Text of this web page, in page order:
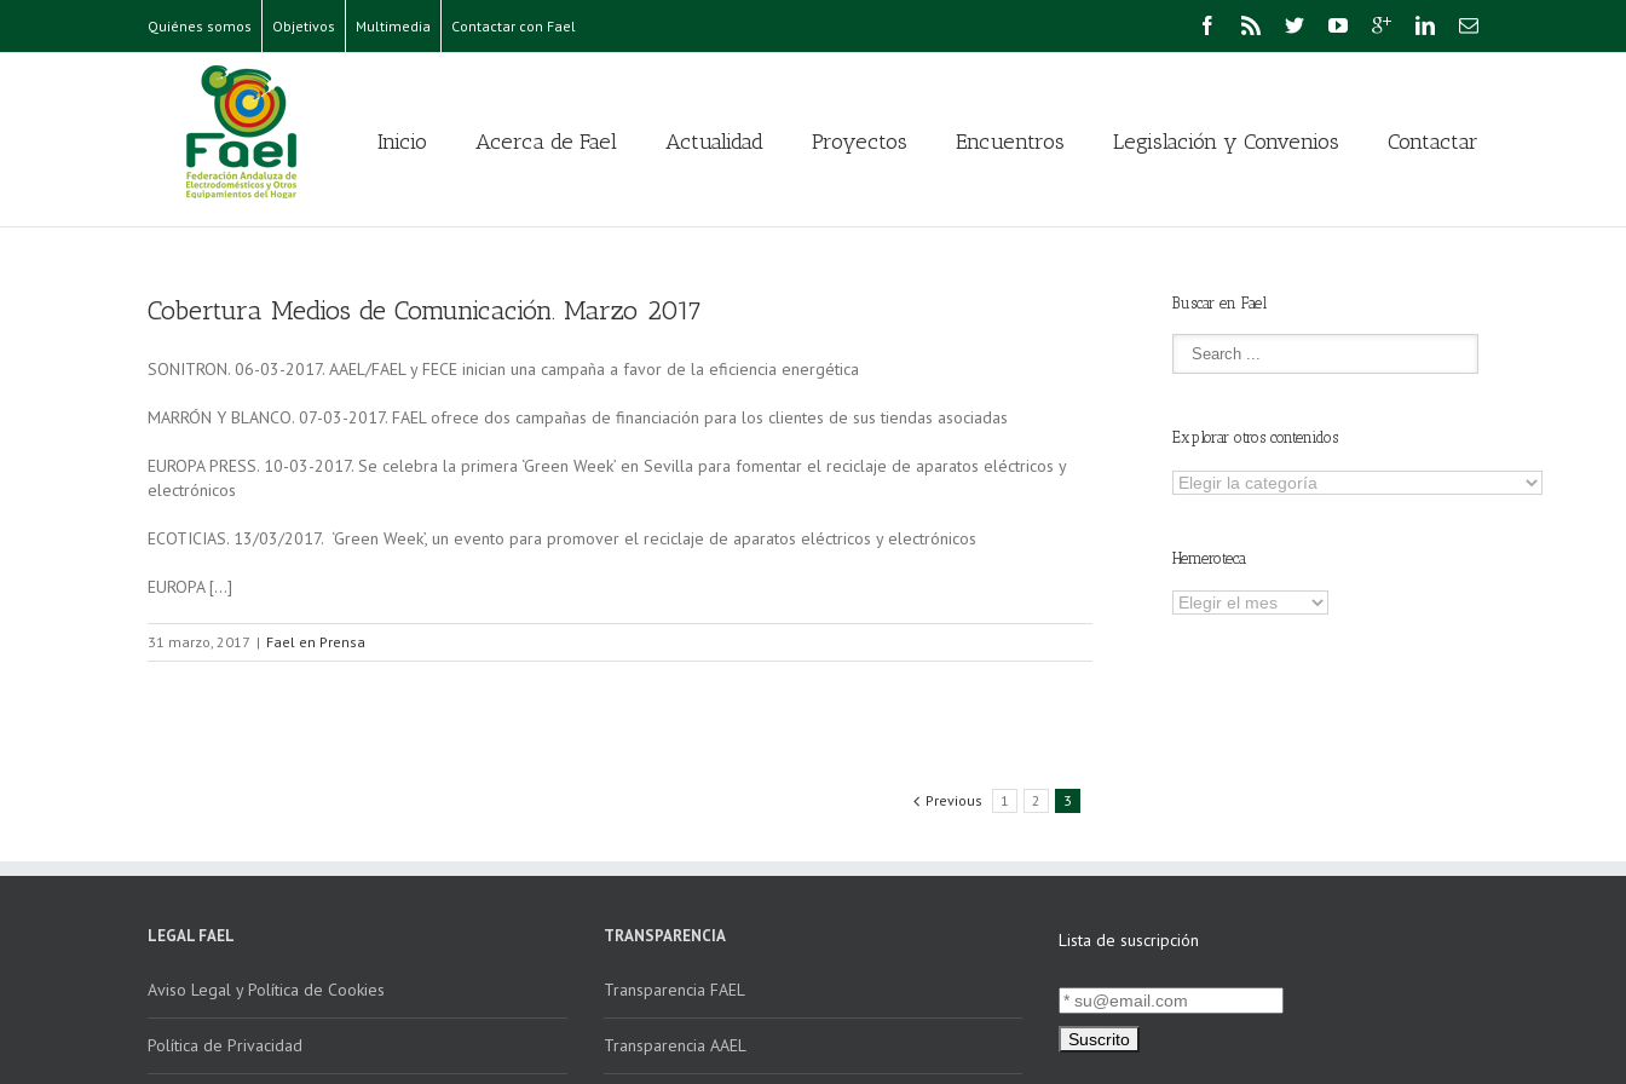
Quiénes somos Objetivos Multimedia Contactar con Fael
Inicio Acerca de Fael Actualidad Proyectos Encuentros Legislación y Convenios Contactar
Cobertura Medios de Comunicación. Marzo 2017
SONITRON. 06-03-2017. AAEL/FAEL y FECE inician una campaña a favor de la eficiencia energética
MARRÓN Y BLANCO. 07-03-2017. FAEL ofrece dos campañas de financiación para los clientes de sus tiendas asociadas
EUROPA PRESS. 10-03-2017. Se celebra la primera ‘Green Week’ en Sevilla para fomentar el reciclaje de aparatos eléctricos y
electrónicos
ECOTICIAS. 13/03/2017. ‘Green Week’, un evento para promover el reciclaje de aparatos eléctricos y electrónicos
EUROPA […]
31 marzo, 2017 | Fael en Prensa
Previous 1 2 3
Buscar en Fael
Explorar otros contenidos
Explorar
Hemeroteca
Hemeroteca
LEGAL FAEL
Aviso Legal y Política de Cookies
Política de Privacidad
TRANSPARENCIA
Transparencia FAEL
Transparencia AAEL
Lista de suscripción